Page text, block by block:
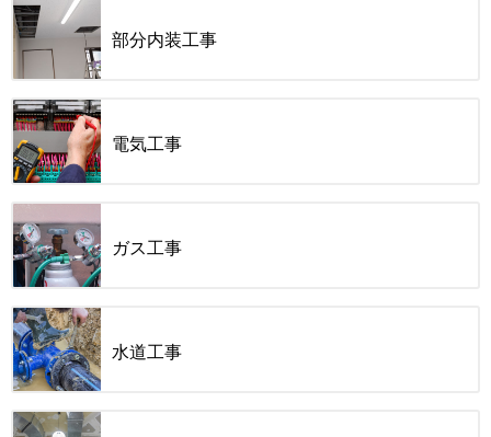
部分内装工事
電気工事
ガス工事
水道工事